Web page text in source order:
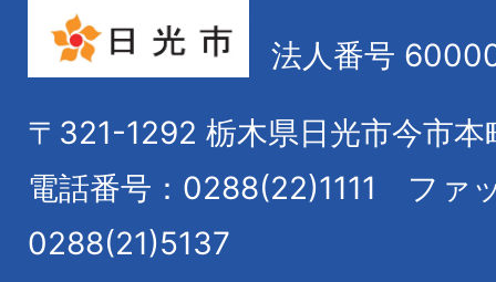
法人番号
〒321-1292 栃木県日光市今市本
電話番号：0288(22)1111
ファ
0288(21)5137